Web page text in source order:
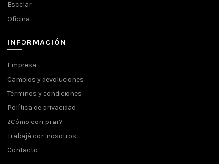
Escolar
Oficina
INFORMACIÓN
Empresa
Cambios y devoluciones
Términos y condiciones
Política de privacidad
¿Cómo comprar?
Trabajá con nosotros
Contacto